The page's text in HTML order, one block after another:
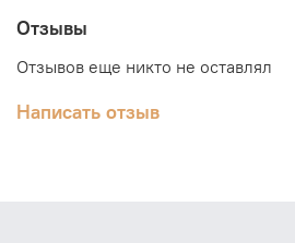
стали для установки перед
решеткой. Имеет несколько
распределителя распыляемой
мм.
Отзывы
Отзывов еще никто не оставлял
Написать отзыв